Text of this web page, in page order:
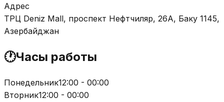
Адрес
ТРЦ Deniz Mall, проспект Нефтчиляр, 26A, Баку 1145,
Азербайджан
🕐Часы работы
Понедельник12:00 - 00:00
Вторник12:00 - 00:00